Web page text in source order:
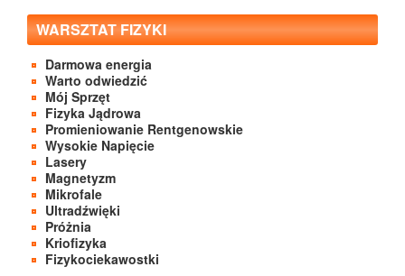
WARSZTAT FIZYKI
Darmowa energia
Warto odwiedzić
Mój Sprzęt
Fizyka Jądrowa
Promieniowanie Rentgenowskie
Wysokie Napięcie
Lasery
Magnetyzm
Mikrofale
Ultradźwięki
Próżnia
Kriofizyka
Fizykociekawostki